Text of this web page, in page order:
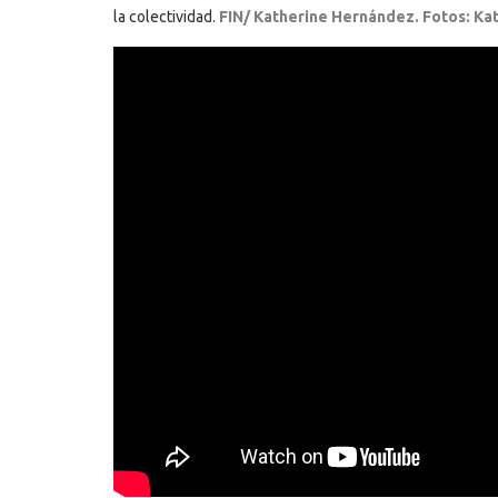
la colectividad. FIN/ Katherine Hernández. Fotos: